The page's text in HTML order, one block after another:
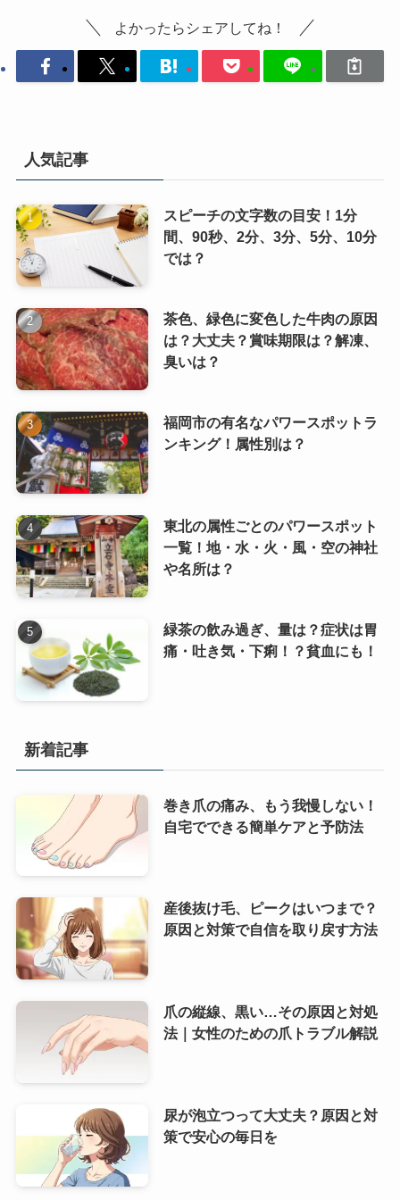
よかったらシェアしてね！
人気記事
スピーチの文字数の目安！1分
間、90秒、2分、3分、5分、10分
では？
茶色、緑色に変色した牛肉の原因
は？大丈夫？賞味期限は？解凍、
臭いは？
福岡市の有名なパワースポットラ
ンキング！属性別は？
東北の属性ごとのパワースポット
一覧！地・水・火・風・空の神社
や名所は？
緑茶の飲み過ぎ、量は？症状は胃
痛・吐き気・下痢！？貧血にも！
新着記事
巻き爪の痛み、もう我慢しない！
自宅でできる簡単ケアと予防法
産後抜け毛、ピークはいつまで？
原因と対策で自信を取り戻す方法
爪の縦線、黒い…その原因と対処
法｜女性のための爪トラブル解説
尿が泡立つって大丈夫？原因と対
策で安心の毎日を